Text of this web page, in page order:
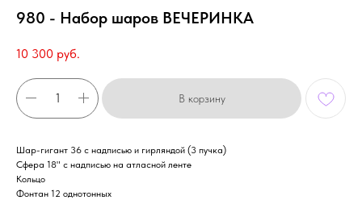
980 - Набор шаров ВЕЧЕРИНКА
10 300 руб.
В корзину
Шар-гигант 36 с надписью и гирляндой (3 пучка)
Сфера 18" с надписью на атласной ленте
Кольцо
Фонтан 12 однотонных